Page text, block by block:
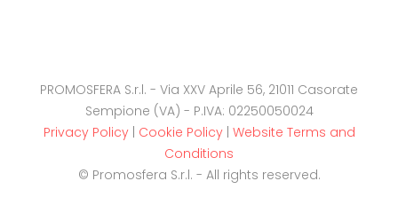
PROMOSFERA S.r.l. - Via XXV Aprile 56, 21011 Casorate
Sempione (VA) - P.IVA: 02250050024
Privacy Policy| Cookie Policy| Website Terms and
Conditions
© Promosfera S.r.l. - All rights reserved.